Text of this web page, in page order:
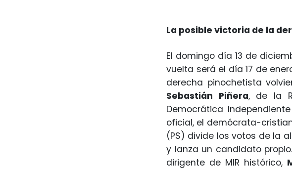
La posible victoria de la
El domingo día 13 de
vuelta será el día 17 de
derecha pinochetista
Sebastián Piñera, de la
Democrática
oficial, el demócrata-
(PS) divide los votos de la
y lanza un candidato
dirigente de MIR histórico,